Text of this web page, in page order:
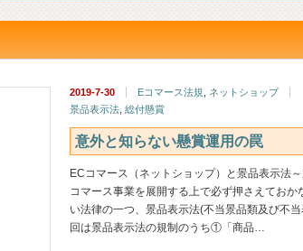
2019-7-30 Eコマース法規
ネットショップ
景品表示法 総付懸賞
意外と知らない懸賞運用の罠
ECコマース（ネットショップ）と景品表示法
コマース事業を展開する上で必ず押さえておか
い法律の一つ、景品表示法(不当景品類及び不
回は景品表示法の規制のうち①「商品…